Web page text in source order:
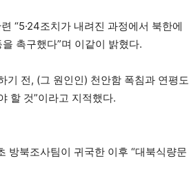
“5·24조치가 내려진 과정에서 북한에
촉구했다”며 이같이 밝혔다.
기 전, (그 원인인) 천안함 폭침과 연평도
할 것”이라고 지적했다.
방북조사팀이 귀국한 이후 “대북식량문